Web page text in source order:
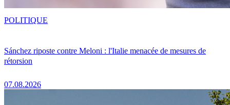
Sánchez riposte contre Meloni : l'Italie menacée de mesures de
rétorsion
07.08.2026
POLITIQUE